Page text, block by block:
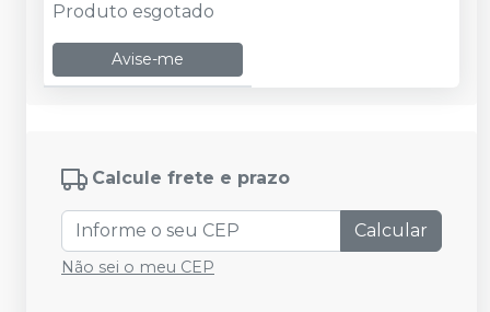
Produto esgotado
Avise-me
Calcule frete e prazo
Calcular
Não sei o meu CEP